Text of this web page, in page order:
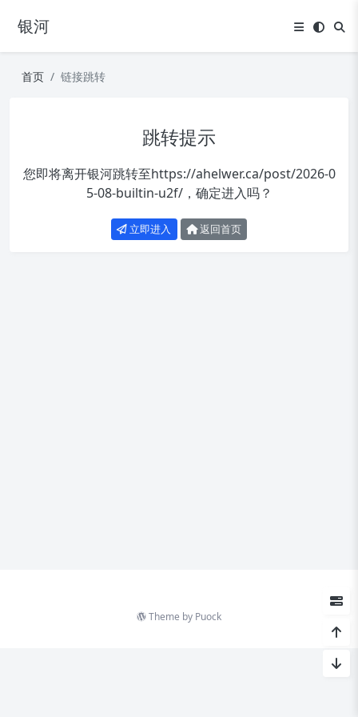
银河
首页 链接跳转
跳转提示
您即将离开银河跳转至https://ahelwer.ca/post/2026-0
5-08-builtin-u2f/，确定进入吗？
立即进入 返回首页
Theme by Puock